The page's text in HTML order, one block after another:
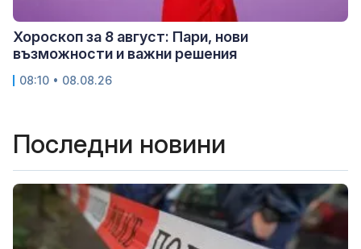
Хороскоп за 8 август: Пари, нови
възможности и важни решения
08:10 • 08.08.26
Последни новини